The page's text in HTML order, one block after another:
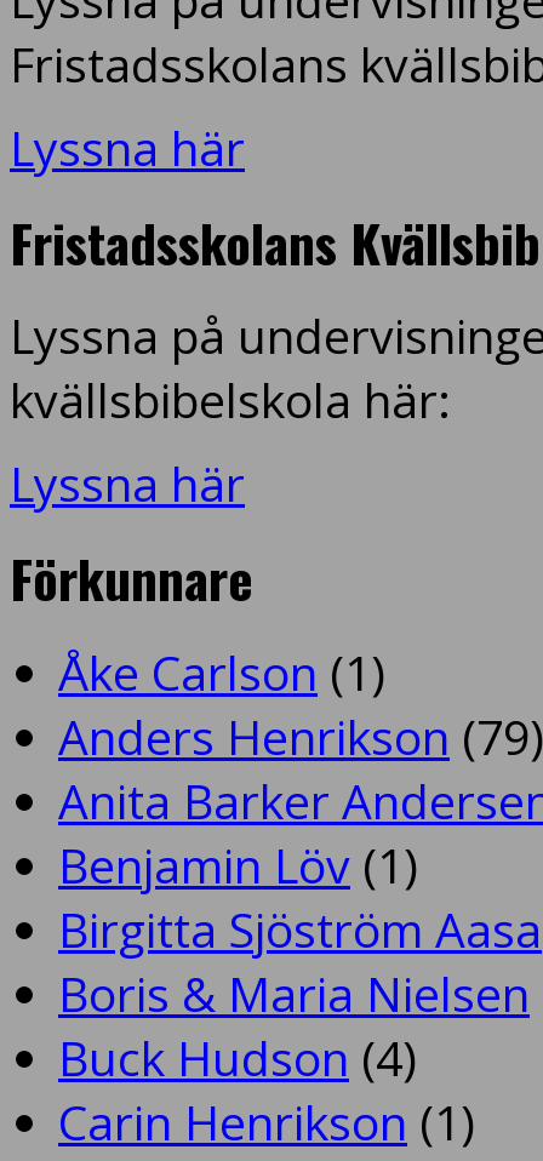
Fristadsskolans
Lyssna här
Fristadsskolans
Lyssna på
kvällsbibelskola här:
Lyssna här
Förkunnare
Åke Carlson (1)
Anders Henrikson (79)
Anita Barker
Benjamin Löv (1)
Birgitta Sjöström Aasa
Boris & Maria Nielsen
Buck Hudson (4)
Carin Henrikson (1)